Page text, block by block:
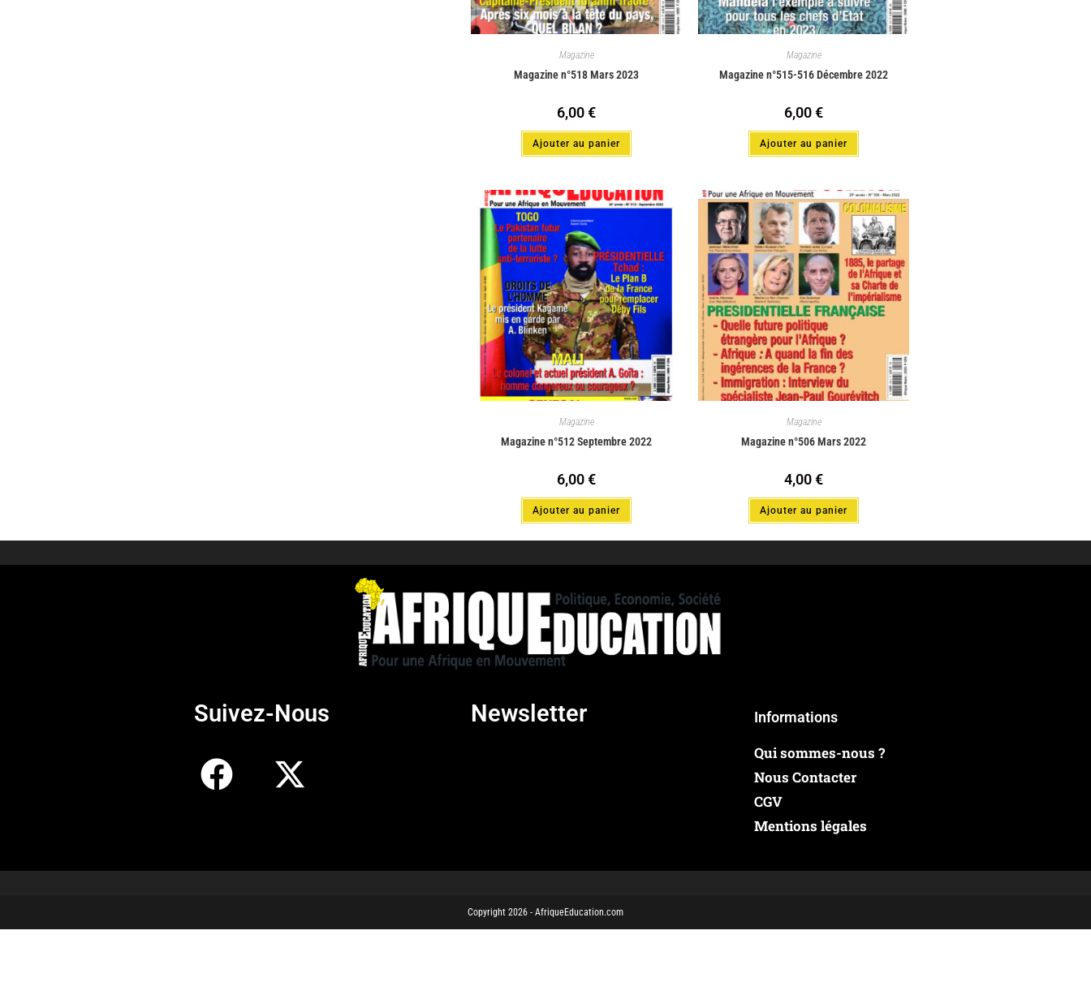
Magazine
Magazine n°518 Mars 2023
6,00€
Ajouter au panier
Magazine
Magazine n°515-516 Décembre 2022
6,00€
Ajouter au panier
Magazine
Magazine n°512 Septembre 2022
6,00€
Ajouter au panier
Magazine
Magazine n°506 Mars 2022
4,00€
Ajouter au panier
Suivez-Nous Newsletter Informations
Qui sommes-nous ?
Nous Contacter
CGV
Mentions légales
Copyright 2026 - AfriqueEducation.com